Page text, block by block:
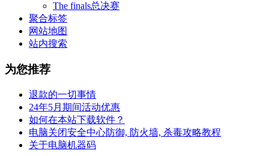
The finals总决赛
聚合标签
网站地图
站内搜索
为您推荐
退款的一切事情
24年5月期间活动优惠
如何在本站下载软件？
电脑关闭安全中心防御, 防火墙, 杀毒攻略教程
关于电脑机器码